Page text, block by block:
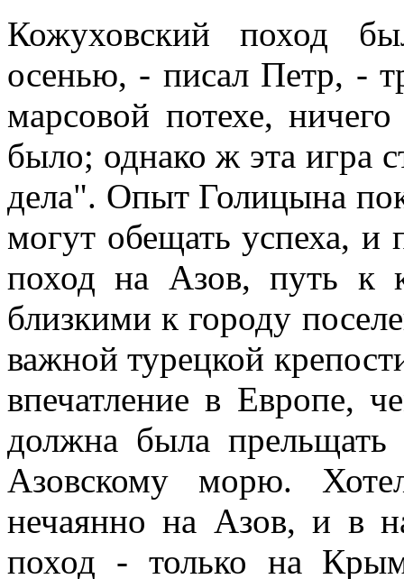
Кожуховский поход
осенью, - писал Петр, -
марсовой потехе,
было; однако ж эта игра
дела". Опыт Голицына
могут обещать успеха, и
поход на Азов, путь к
близкими к городу
важной турецкой
впечатление в Европе,
должна была
Азовскому морю.
нечаянно на Азов, и в
поход - только на